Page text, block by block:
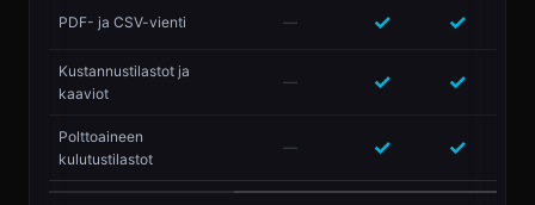
PDF- ja CSV-vienti — ✓ ✓
Kustannustilastot ja
kaaviot
— ✓ ✓
Polttoaineen
kulutustilastot
— ✓ ✓